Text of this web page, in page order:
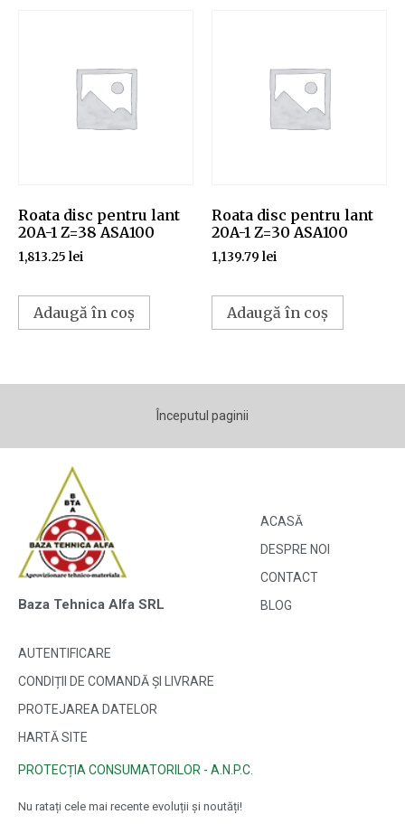
Roata disc pentru lant
20A-1 Z=38 ASA100
1,813.25 lei
Adaugă în coș
Roata disc pentru lant
20A-1 Z=30 ASA100
1,139.79 lei
Adaugă în coș
Începutul paginii
Baza Tehnica Alfa SRL
ACASĂ
DESPRE NOI
CONTACT
BLOG
AUTENTIFICARE
CONDIȚII DE COMANDĂ ȘI LIVRARE
PROTEJAREA DATELOR
HARTĂ SITE
PROTECȚIA CONSUMATORILOR - A.N.P.C.
Nu ratați cele mai recente evoluții și noutăți!